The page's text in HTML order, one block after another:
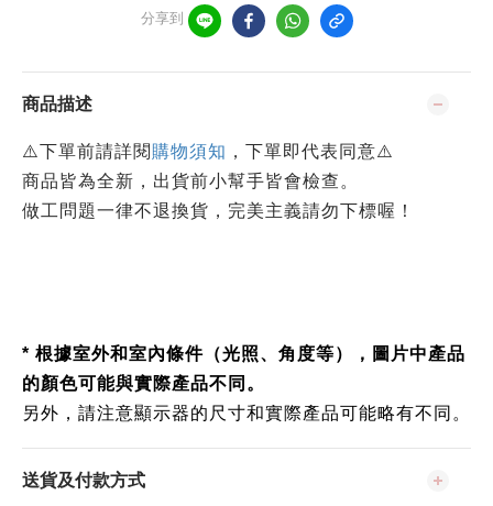
分享到
商品描述
⚠️下單前請詳閱 購物須知 ，下單即代表同意⚠️
商品皆為全新，出貨前小幫手皆會檢查。
做工問題一律不退換貨，完美主義請勿下標喔！
* 根據室外和室內條件（光照、角度等），圖片中產品
的顏色可能與實際產品不同。
另外，請注意顯示器的尺寸和實際產品可能略有不同。
送貨及付款方式